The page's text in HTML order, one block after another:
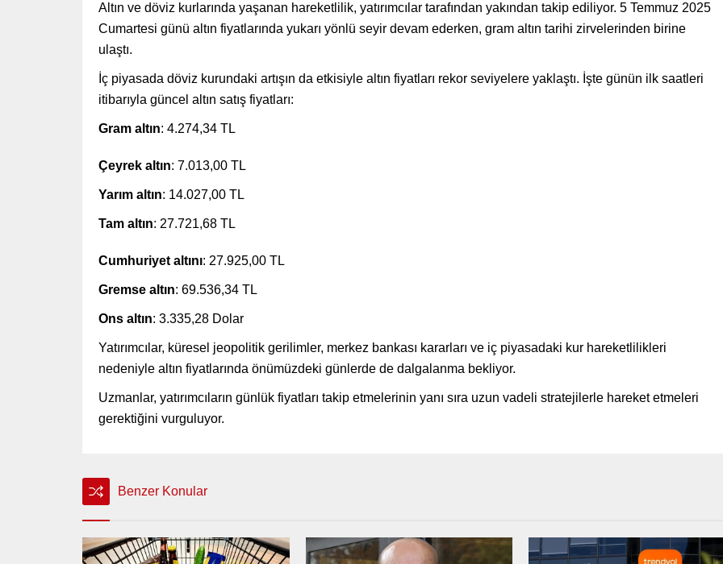
Altın ve döviz kurlarında yaşanan hareketlilik, yatırımcılar tarafından yakından takip ediliyor. 5 Temmuz 2025
Cumartesi günü altın fiyatlarında yukarı yönlü seyir devam ederken, gram altın tarihi zirvelerinden birine
ulaştı.
İç piyasada döviz kurundaki artışın da etkisiyle altın fiyatları rekor seviyelere yaklaştı. İşte günün ilk saatleri
itibarıyla güncel altın satış fiyatları:
Gram altın: 4.274,34 TL
Çeyrek altın: 7.013,00 TL
Yarım altın: 14.027,00 TL
Tam altın: 27.721,68 TL
Cumhuriyet altını: 27.925,00 TL
Gremse altın: 69.536,34 TL
Ons altın: 3.335,28 Dolar
Yatırımcılar, küresel jeopolitik gerilimler, merkez bankası kararları ve iç piyasadaki kur hareketlilikleri
nedeniyle altın fiyatlarında önümüzdeki günlerde de dalgalanma bekliyor.
Uzmanlar, yatırımcıların günlük fiyatları takip etmelerinin yanı sıra uzun vadeli stratejilerle hareket etmeleri
gerektiğini vurguluyor.
Benzer Konular